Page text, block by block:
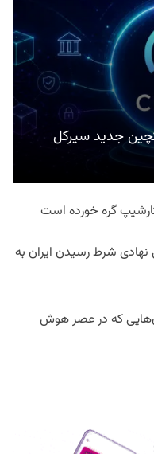
جدید سیرکل
گره خورده است
شرط رسیدن ایران به
که در عصر هوش